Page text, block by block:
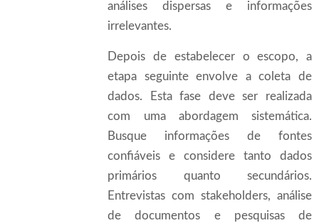
análises dispersas e informações
irrelevantes.
Depois de estabelecer o escopo, a
etapa seguinte envolve a coleta de
dados. Esta fase deve ser realizada
com uma abordagem sistemática.
Busque informações de fontes
confiáveis e considere tanto dados
primários quanto secundários.
Entrevistas com stakeholders, análise
de documentos e pesquisas de